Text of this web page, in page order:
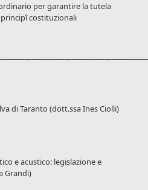
per garantire la tutela
principî costituzionali
di Taranto (dott.ssa Ines Ciolli)
e acustico: legislazione e
Grandi)